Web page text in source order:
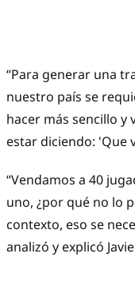
“Para generar una
nuestro país se
hacer más sencillo y
estar diciendo: 'Que
“Vendamos a 40
uno, ¿por qué no lo
contexto, eso se
analizó y explicó